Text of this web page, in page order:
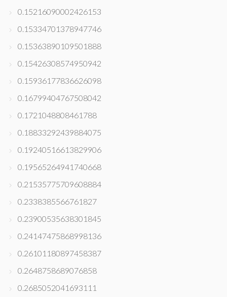
0.15216090002426153
0.15334701378947746
0.15363890109501888
0.15426308574950942
0.15936177836626098
0.16799404767508042
0.1721048808461788
0.18833292439884075
0.19240516613829906
0.19565264941740668
0.21535775709608884
0.2338385566761827
0.23900535638301845
0.24147475868998136
0.26101180897458387
0.2648758689076858
0.2685052041693111